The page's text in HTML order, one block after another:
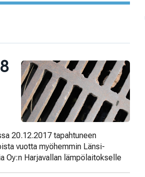
20.12.2017 tapahtuneen
vuotta myöhemmin Länsi-
Oy:n Harjavallan lämpölaitokselle